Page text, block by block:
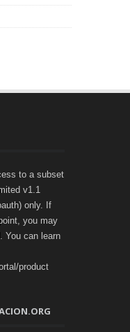
to a subset
v1.1
only. If
you may
You can learn
product